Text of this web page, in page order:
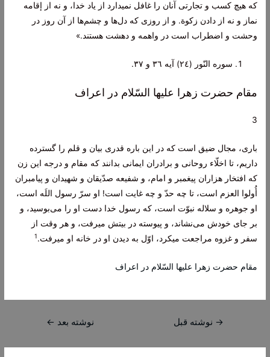
كه هيچ كسب و تجارتى آنان را غافل نميدارد از ياد خدا، و نه از إقامه
نماز و نه از دادن زكوة. و از روزى كه دل‌ها و چشم‌ها از آن روز در
وحشت و اضطراب است در واهمه و دهشت هستند.»
سوره النّور (٢٤) آيه ٣٦ و ٣٧.
مقام حضرت زهرا عليها السّلام در اعراف
3
بارى، مجال ضيق است كه در اين باره قدرى بيان و قلم را گسترده
داريم، تا اخلّاء روحانى و برادران ايمانى بدانند كه مقام و درجه اين زن
كه افتخار هزاران پيغمبر و امام، و شفيعه صدّيقان و شهيدان و پيامبران
أُولوا العزم است، تا چه حدّ و چه غايت است! او سرّ رسول اللَه است،
او جوهره و سلاله نبوّت است، كه رسول خدا دست او را مى‌بوسيد، و
بر جاى خودش مى‌نشاند، و پيوسته در بيتش ميرفت، و هر وقت از
سفر و غزوه مراجعت ميكرد، اوّل به ديدن او در خانه او ميرفت‌.1
مقام حضرت زهرا عليها السّلام در اعراف
راهبری
→ نوشته قبل نوشته بعد ←